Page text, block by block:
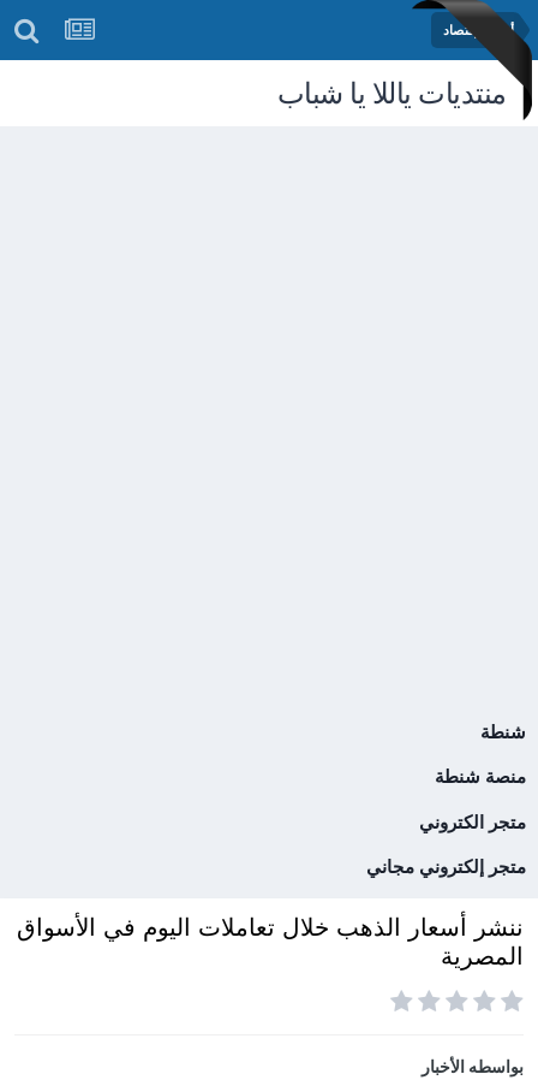
أخبار الإقتصاد
منتديات ياللا يا شباب
شنطة
منصة شنطة
متجر الكتروني
متجر إلكتروني مجاني
ننشر أسعار الذهب خلال تعاملات اليوم في الأسواق
المصرية
بواسطهالأخبار